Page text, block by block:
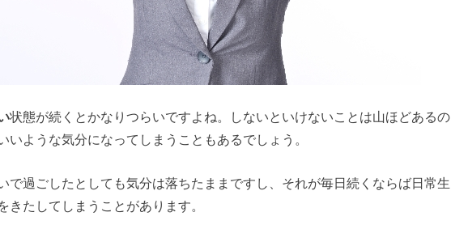
状態が続くとかなりつらいですよね。しないといけないことは山ほどあるの
いような気分になってしまうこともあるでしょう。
で過ごしたとしても気分は落ちたままですし、それが毎日続くならば日常生
きたしてしまうことがあります。